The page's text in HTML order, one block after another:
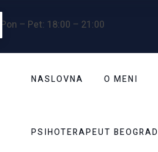
: Pon – Pet: 18:00 – 21:00
NASLOVNA O MENI
PSIHOTERAPEUT BEOGRAD